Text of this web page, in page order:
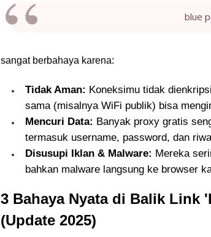
blue
sangat berbahaya karena:
Tidak Aman: Koneksimu tidak
sama (misalnya WiFi publik) bisa
Mencuri Data: Banyak proxy gratis
termasuk username, password, dan
Disusupi Iklan & Malware: Mereka
bahkan malware langsung ke browser
3 Bahaya Nyata di Balik Link
(Update 2025)